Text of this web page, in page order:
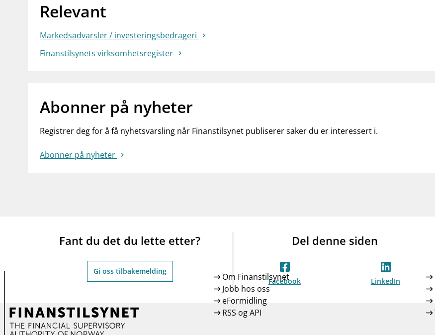
Relevant
Markedsadvarsler / investeringsbedrageri
Finanstilsynets virksomhetsregister
Abonner på nyheter
Registrer deg for å få nyhetsvarsling når Finanstilsynet publiserer saker du er interessert i.
Abonner på nyheter
Fant du det du lette etter?
Gi oss tilbakemelding
Del denne siden
Facebook LinkedIn
Om Finanstilsynet
Jobb hos oss
eFormidling
RSS og API